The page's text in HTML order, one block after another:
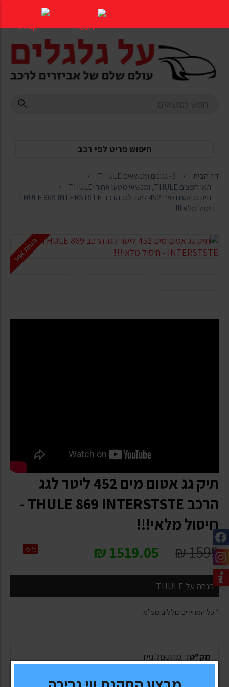
העמוד
חיפוש פריט לפי רכב
דף הבית
3- גגונים ומנשאים THULE
תאי חפצים THULE, ומנשאי מטען אחורי THULE
תיק גג אטום מים 452 ליטר לגג הרכב THULE 869 INTERSTSTE
- חיסול מלאי!!!
הנחת אתר
תיק גג אטום מים 452 ליטר לגג
הרכב THULE 869 INTERSTSTE -
חיסול מלאי!!!
1599
₪
1519.05
₪
-5%
הנחה על THULE
* כל המחירים כוללים מע"מ
מק"ט: מתקפל נייד
יצרן \ מותג: THULE